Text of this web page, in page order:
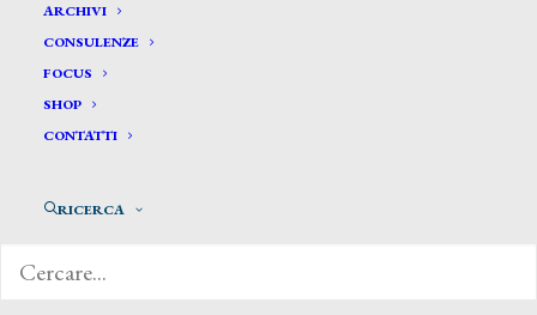
ARCHIVI
CONSULENZE
FOCUS
SHOP
CONTATTI
RICERCA
Belloni M.